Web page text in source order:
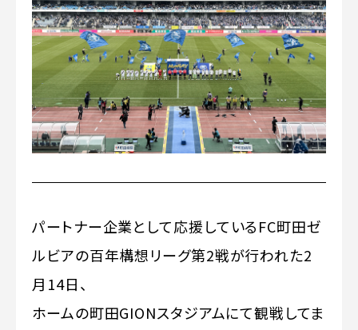
パートナー企業として応援しているFC町田ゼ
ルビアの百年構想リーグ第2戦が行われた2
月14日、
ホームの町田GIONスタジアムにて観戦してま